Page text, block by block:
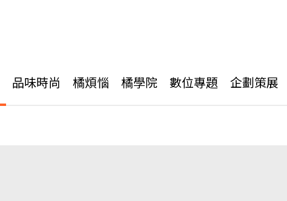
品味時尚 橘煩惱 橘學院 數位專題 企劃策展